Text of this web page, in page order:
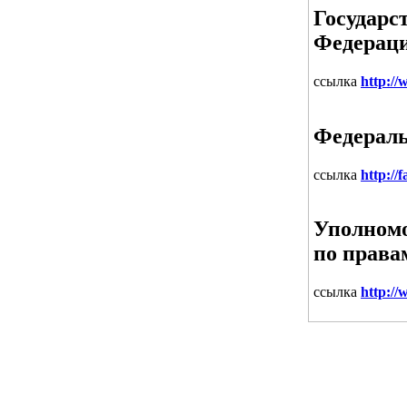
ссылка http://
ссылка http://
по
ссылка http://